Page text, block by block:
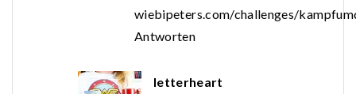
wiebipeters.com/challenges/
Antworten
letterheart